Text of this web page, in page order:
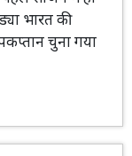
भारत की
चुना गया